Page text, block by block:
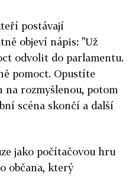
postávají
objeví nápis: "Už
odvolit do parlamentu.
pomoct. Opustíte
rozmyšlenou, potom
scéna skončí a další
jako počítačovou hru
občana, který